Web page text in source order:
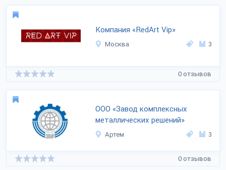
Компания «RedArt Vip»
Москва 3
0 отзывов
ООО «Завод комплексных
металлических решений»
Артем 3
0 отзывов